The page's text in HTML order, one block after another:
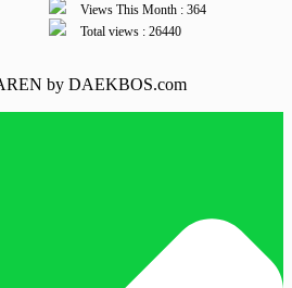
Views This Month : 364
Total views : 26440
by DAEKBOS.com